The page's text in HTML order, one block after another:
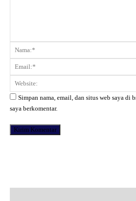
Komentar:
Simpan nama, email, dan situs web saya di
saya berkomentar.